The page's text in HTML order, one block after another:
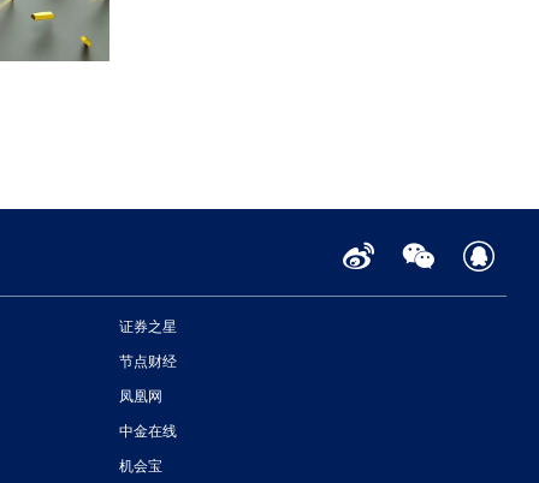
证券之星
节点财经
凤凰网
中金在线
机会宝